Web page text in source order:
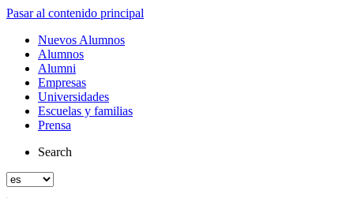
Pasar al contenido principal
Nuevos Alumnos
Alumnos
Alumni
Empresas
Universidades
Escuelas y familias
Prensa
Search